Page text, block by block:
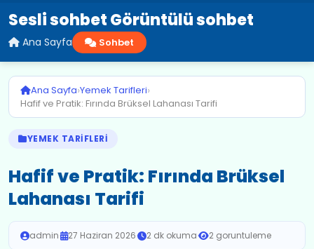
Sesli sohbet Görüntülü sohbet
Ana Sayfa Sohbet
Ana Sayfa›Yemek Tarifleri›
Hafif ve Pratik: Fırında Brüksel Lahanası Tarifi
YEMEK TARIFLERI
Hafif ve Pratik: Fırında Brüksel
Lahanası Tarifi
admin· 27 Haziran 2026· 2 dk okuma· 2 goruntuleme